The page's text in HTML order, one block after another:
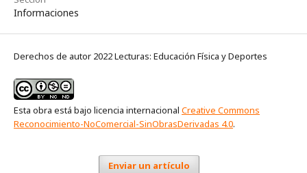
Informaciones
Derechos de autor 2022 Lecturas: Educación Física y Deportes
Esta obra está bajo licencia internacional Creative Commons
Reconocimiento-NoComercial-SinObrasDerivadas 4.0.
Enviar un artículo